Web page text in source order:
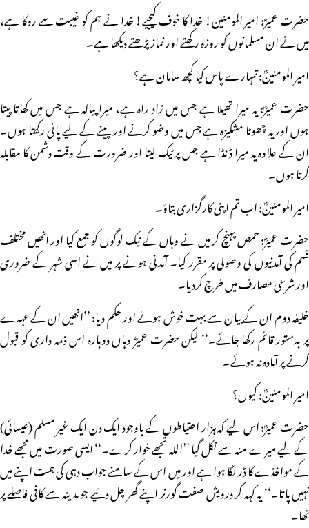
حضرت عمیرؓ: امیر المومنین! خدا کا خوف کیجیے! خدا نے ہم کو غیبت سے روکا ہے،
میں نے ان مسلمانوں کو روزہ رکھتے اور نماز پڑھتے دیکھا ہے۔
امیر المومنینؓ: تمہارے پاس کیا کچھ سامان ہے؟
حضرت عمیرؓ: یہ میرا تھیلا ہے جس میں زاد راہ ہے، میرا پیالہ ہے جس میں کھاتا پیتا
ہوں اور یہ چھوٹا مشکیزہ ہے جس میں وضو کرنے اور پینے کے لیے پانی رکھتا ہوں۔
ان کے علاوہ یہ میرا ڈنڈا ہے جس پر ٹیک لیتا اور ضرورت کے وقت دشمن کا مقابلہ
کرتا ہوں۔
امیر المومنینؓ: اب تم اپنی کارگزاری بتاؤ۔
حضرت عمیرؓ: حمص پہنچ کر میں نے وہاں کے نیک لوگوں کو جمع کیا اور انھیں مختلف
قسم کی آمدنیوں کی وصولی پر مقرر کیا۔ آمدنی ہونے پر میں نے اسی شہر کے ضروری
اور شرعی مصارف میں خرچ کردیا۔
خلیفہ دوم ان کے بیان سے بہت خوش ہوئے اور حکم دیا: ’’انھیں ان کے عہدے
پر بدستور قائم رکھا جائے۔‘‘ لیکن حضرت عمیرؓ وہاں دوبارہ اس ذمہ داری کو قبول
کرنے پر آمادہ نہ ہوئے۔
امیر المومنینؓ: کیوں؟
حضرت عمیرؓ: اس لیے کہ ہزار احتیاطوں کے باوجود ایک دن ایک غیر مسلم (عیسائی)
کے لیے میرے منہ سے نکل گیا ’’اللہ تجھے خوار کرے۔‘‘ ایسی صورت میں مجھے خدا
کے مواخذے کا ڈر لگا ہوا ہے اور میں اس کے سامنے جواب دہی کی ہمت اپنے میں
نہیں پاتا۔‘‘ یہ کہہ کر درویش صفت گورنر اپنے گھر چل دئیے جو مدینہ سے کافی فاصلے پر
تھا۔